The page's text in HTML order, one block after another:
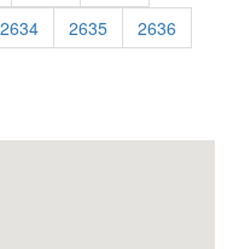
2634 2635
2636